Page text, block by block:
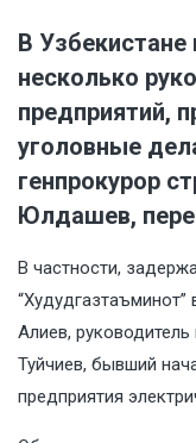
В
несколько
предприятий,
уголовные
генпрокурор
Юлдашев,
В частности,
Алиев,
Туйчиев, бывший
предприятия